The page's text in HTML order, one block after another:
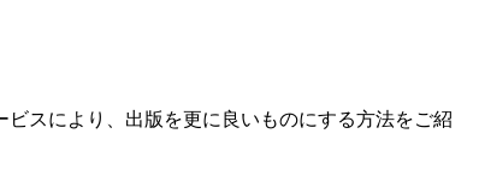
スにより、出版を更に良いものにする方法をご紹